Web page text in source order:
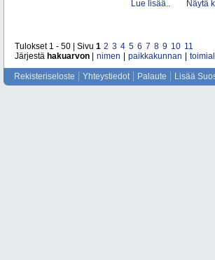
Lue lisää..
Näytä
Tulokset 1 - 50 | Sivu 1 2 3 4 5 6 7 8 9 10 11
Järjestä hakuarvon nimen paikkakunnan
Rekisteriseloste Yhteystiedot Palaute Lisää